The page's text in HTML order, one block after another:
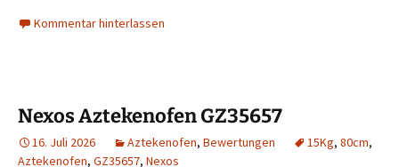
Kommentar hinterlassen
Nexos Aztekenofen GZ35657
16. Juli 2026 Aztekenofen, Bewertungen 15Kg, 80cm,
Aztekenofen, GZ35657, Nexos